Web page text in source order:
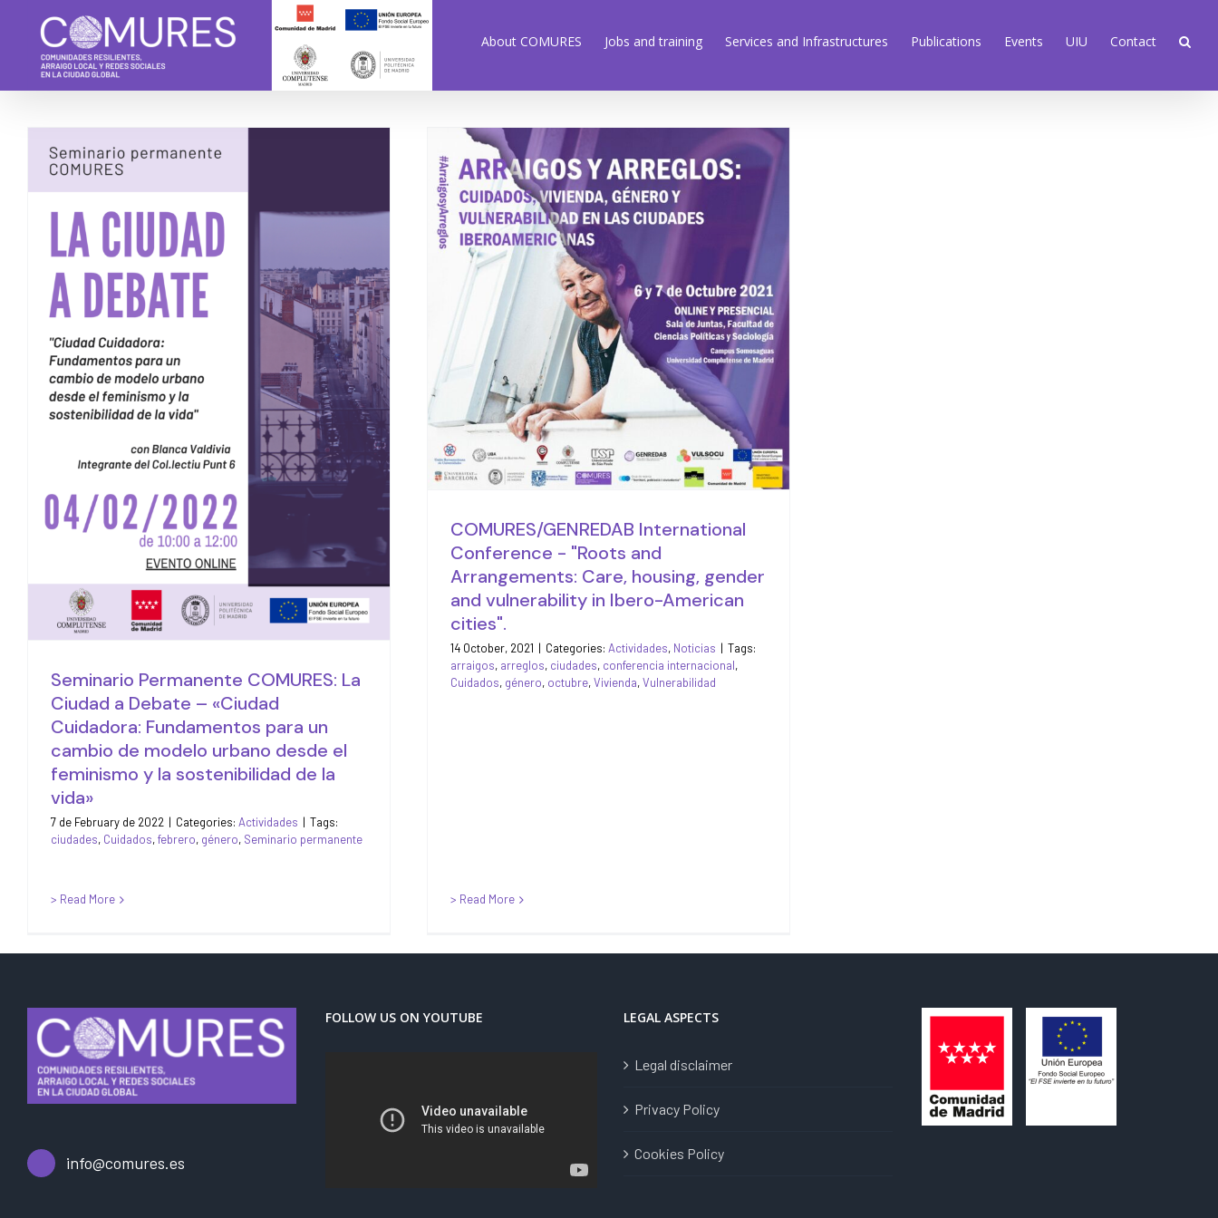
content
About COMURES Jobs and training Services and Infrastructures Publications Events UIU Contact
Seminario Permanente
COMURES: La Ciudad a
Debate – «Ciudad
Cuidadora: Fundamentos
para un cambio de
modelo urbano desde el
feminismo y la
sostenibilidad de la vida»
Activities/Events
Seminario Permanente COMURES: La
Ciudad a Debate – «Ciudad
Cuidadora: Fundamentos para un
cambio de modelo urbano desde el
feminismo y la sostenibilidad de la
vida»
7 de February de 2022 | Categories: Actividades | Tags:
ciudades, Cuidados,febrero, género, Seminario permanente
> Read More
COMURES/GENREDAB
International Conference
- "Roots and
Arrangements: Care,
housing, gender and
vulnerability in Ibero-
American cities".
Activities/Events News
COMURES/GENREDAB International
Conference - "Roots and
Arrangements: Care, housing, gender
and vulnerability in Ibero-American
cities".
14 October, 2021 | Categories: Actividades, Noticias | Tags:
arraigos, arreglos, ciudades, conferencia internacional,
Cuidados, género, octubre,Vivienda,Vulnerabilidad
> Read More
info@comures.es
FOLLOW US ON YOUTUBE LEGAL ASPECTS
Legal disclaimer
Privacy Policy
Cookies Policy